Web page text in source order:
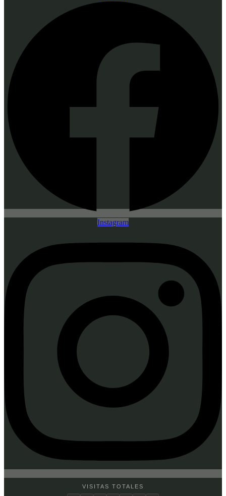
Instagram
VISITAS TOTALES